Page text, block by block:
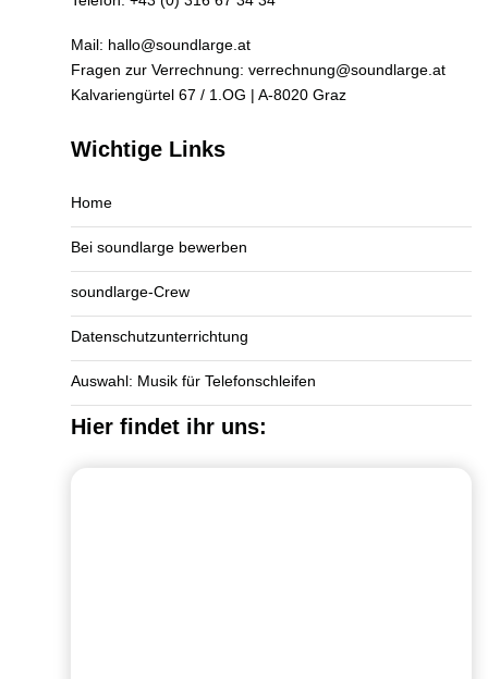
Mail: hallo@soundlarge.at
Fragen zur Verrechnung: verrechnung@soundlarge.at
Kalvariengürtel 67 / 1.OG | A-8020 Graz
Wichtige Links
Home
Bei soundlarge bewerben
soundlarge-Crew
Datenschutzunterrichtung
Auswahl: Musik für Telefonschleifen
Hier findet ihr uns: